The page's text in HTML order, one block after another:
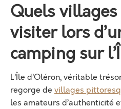
Quels
visiter lors
camping sur
L’Île d’Oléron, véritable
regorge de villages
les amateurs d’authenticité